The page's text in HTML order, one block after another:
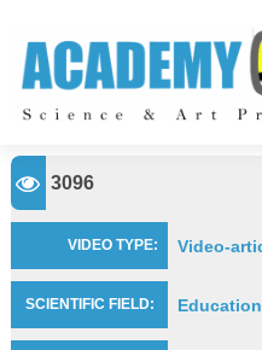
3096
VIDEO TYPE: Video-
SCIENTIFIC FIELD: